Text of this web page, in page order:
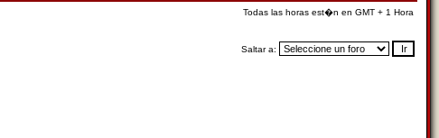
Todas las horas est�n en GMT + 1 Hora
Saltar a: